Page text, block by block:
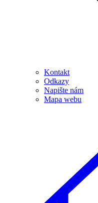
Kontakt
Odkazy
Napište nám
Mapa webu